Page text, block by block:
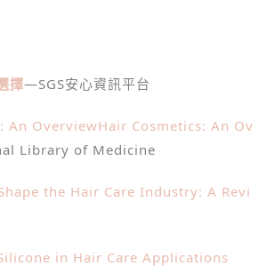
擇—SGS安心資訊平台
An OverviewHair Cosmetics: An Ov
Library of Medicine
the Hair Care Industry: A Revi
in Hair Care Applications